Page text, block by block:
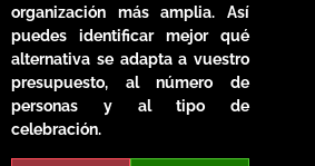
organización más amplia. Así
puedes identificar mejor qué
alternativa se adapta a vuestro
presupuesto, al número de
personas y al tipo de
celebración.